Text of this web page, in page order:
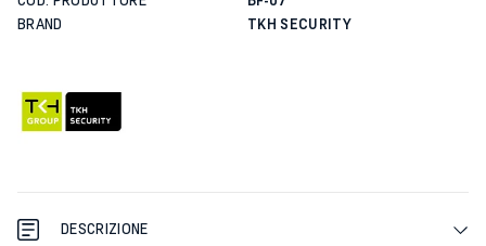
BRAND
TKH SECURITY
DESCRIZIONE